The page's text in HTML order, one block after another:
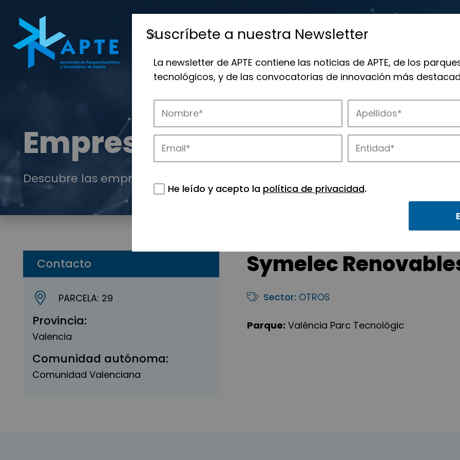
Empresas
Descubre las empresas que impulsan la innovación en los parques de APTE.
Contacto
PARCELA: 29
Provincia:
Valencia
Comunidad autónoma:
Comunidad Valenciana
Symelec
Sector: OTROS
Parque: València Parc Tecnològic
Suscríbete a nuestra Newsletter
La newsletter de APTE contiene las noticias de APTE, de los
tecnológicos, y de las convocatorias de innovación más
He leído y acepto la política de privacidad.